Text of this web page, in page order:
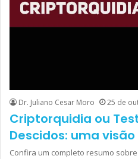
Dr. Juliano Cesar Moro 25 de
Criptorquidia ou
Descidos: uma
Confira um completo resumo